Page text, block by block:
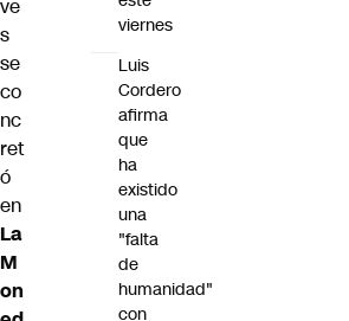
ve
s
se
co
nc
ret
ó
en
La
M
on
viernes
Luis
Cordero
afirma
que
ha
existido
una
"falta
de
humanidad"
con